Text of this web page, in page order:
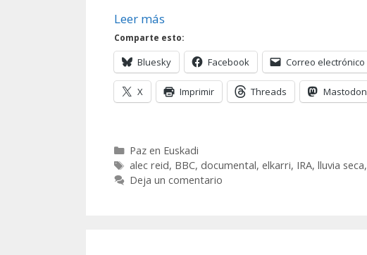
Leer más
Comparte esto:
Bluesky Facebook Correo electrónico
X Imprimir Threads Mastodon
Categorías
Paz en Euskadi
Etiquetas
alec reid, BBC, documental, elkarri, IRA, lluvia seca,
Deja un comentario